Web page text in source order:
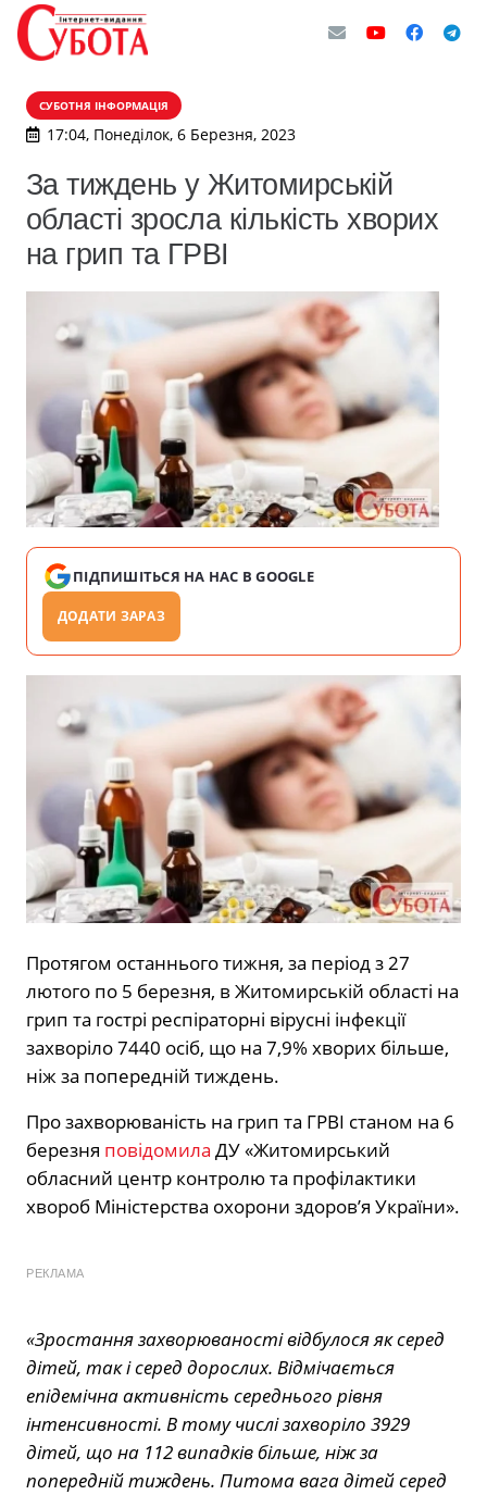
СУБОТНЯ ІНФОРМАЦІЯ
17:04, Понеділок, 6 Березня, 2023
За тиждень у Житомирській
області зросла кількість хворих
на грип та ГРВІ
ПІДПИШІТЬСЯ НА НАС В GOOGLE
ДОДАТИ ЗАРАЗ
Протягом останнього тижня, за період з 27
лютого по 5 березня, в Житомирській області на
грип та гострі респіраторні вірусні інфекції
захворіло 7440 осіб, що на 7,9% хворих більше,
ніж за попередній тиждень.
Про захворюваність на грип та ГРВІ станом на 6
березня повідомила ДУ «Житомирський
обласний центр контролю та профілактики
хвороб Міністерства охорони здоров’я України».
РЕКЛАМА
«Зростання захворюваності відбулося як серед
дітей, так і серед дорослих. Відмічається
епідемічна активність середнього рівня
інтенсивності. В тому числі захворіло 3929
дітей, що на 112 випадків більше, ніж за
попередній тиждень. Питома вага дітей серед